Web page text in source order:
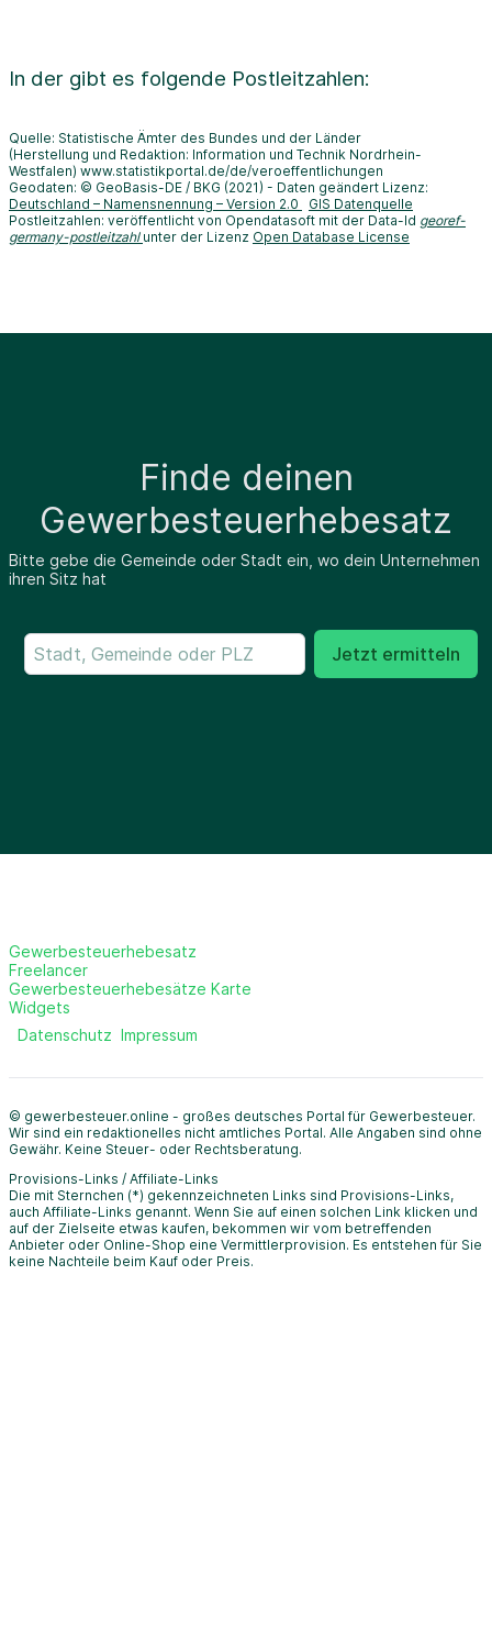
In der gibt es folgende Postleitzahlen:
Quelle: Statistische Ämter des Bundes und der Länder
(Herstellung und Redaktion: Information und Technik Nordrhein-
Westfalen) www.statistikportal.de/de/veroeffentlichungen
Geodaten: © GeoBasis-DE / BKG (2021) - Daten geändert Lizenz:
Deutschland – Namensnennung – Version 2.0
GIS Datenquelle
Postleitzahlen: veröffentlicht von Opendatasoft mit der Data-Id georef-
germany-postleitzahl unter der Lizenz Open Database License
Finde deinen
Gewerbesteuerhebesatz
Bitte gebe die Gemeinde oder Stadt ein, wo dein Unternehmen
ihren Sitz hat
Jetzt ermitteln
Gewerbesteuerhebesatz
Freelancer
Gewerbesteuerhebesätze Karte
Widgets
Datenschutz Impressum
© gewerbesteuer.online - großes deutsches Portal für Gewerbesteuer.
Wir sind ein redaktionelles nicht amtliches Portal. Alle Angaben sind ohne
Gewähr. Keine Steuer- oder Rechtsberatung.
Provisions-Links / Affiliate-Links
Die mit Sternchen (*) gekennzeichneten Links sind Provisions-Links,
auch Affiliate-Links genannt. Wenn Sie auf einen solchen Link klicken und
auf der Zielseite etwas kaufen, bekommen wir vom betreffenden
Anbieter oder Online-Shop eine Vermittlerprovision. Es entstehen für Sie
keine Nachteile beim Kauf oder Preis.